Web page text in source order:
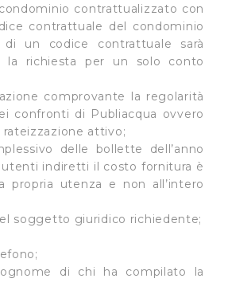
tecnici necessari per rendere
funzionalità di base quali
pagine e l'accesso alle aree
le preferenze manifestate
dallo stesso prestati, i
inoltre utilizzati per analizzare il
web, per personalizzare
e per fornire funzionalità dei social
informazioni sul modo in cui
sito con i nostri partner. Tali
di analisi dei dati web,
potrebbero combinare le
con altre informazioni che l’Utente
hanno raccolto dal suo utilizzo dei
contrattualizzato con
contrattuale del condominio
un codice contrattuale sarà
la richiesta per un solo conto
comprovante la regolarità
confronti di Publiacqua ovvero
attivo;
delle bollette dell’anno
utenti indiretti il costo fornitura è
propria utenza e non all’intero
soggetto giuridico richiedente;
di chi ha compilato la